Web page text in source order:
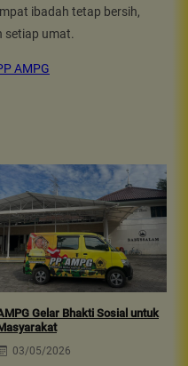
ibadah tetap bersih,
setiap umat.
AMPG
Gelar Bhakti Sosial untuk
03/05/2026